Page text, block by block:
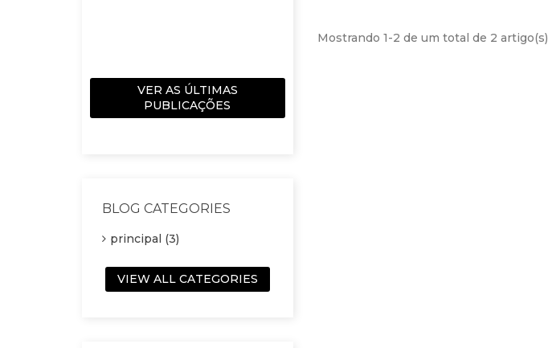
correta. Para quem tem...
VER AS ÚLTIMAS
PUBLICAÇÕES
BLOG CATEGORIES
principal (3)
VIEW ALL CATEGORIES
Mostrando 1-2 de um total de 2 artigo(s)